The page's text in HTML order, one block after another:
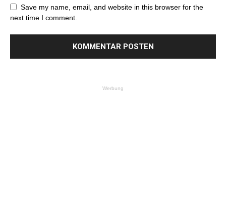
Save my name, email, and website in this browser for the
next time I comment.
Werbung